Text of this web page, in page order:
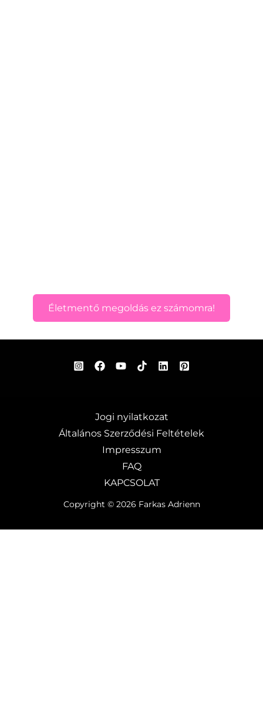
Életmentő megoldás ez számomra!
Jogi nyilatkozat
Általános Szerződési Feltételek
Impresszum
FAQ
KAPCSOLAT
Copyright © 2026 Farkas Adrienn